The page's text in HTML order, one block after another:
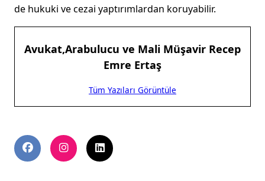
de hukuki ve cezai yaptırımlardan koruyabilir.
Avukat,Arabulucu ve Mali Müşavir Recep
Emre Ertaş
Tüm Yazıları Görüntüle